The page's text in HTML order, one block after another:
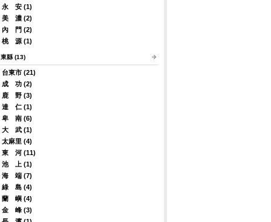
永 安 (1)
美 濃 (2)
內 門 (2)
桃 源 (1)
縣 (13)
台東市 (21)
成 功 (2)
鹿 野 (3)
達 仁 (1)
卑 南 (6)
大 武 (1)
太麻里 (4)
東 河 (11)
池 上 (1)
海 端 (7)
綠 島 (4)
蘭 嶼 (4)
金 峰 (3)